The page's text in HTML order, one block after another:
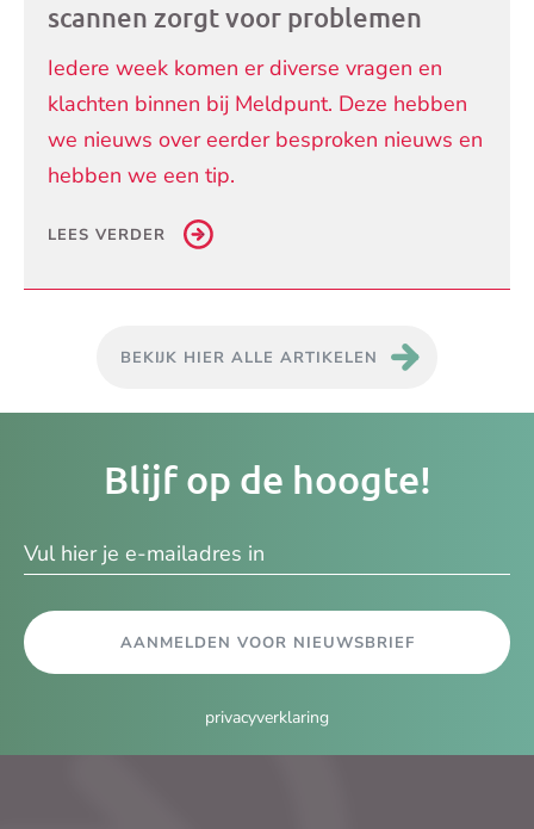
scannen zorgt voor problemen
Iedere week komen er diverse vragen en
klachten binnen bij Meldpunt. Deze hebben
we nieuws over eerder besproken nieuws en
hebben we een tip.
LEES VERDER
BEKIJK HIER ALLE ARTIKELEN
Blijf op de hoogte!
AANMELDEN VOOR NIEUWSBRIEF
privacyverklaring